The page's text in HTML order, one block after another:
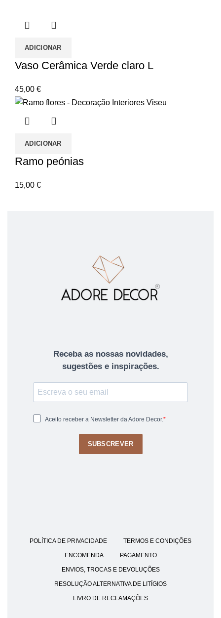
ADICIONAR
Vaso Cerâmica Verde claro L
45,00 €
ADICIONAR
Ramo peónias
15,00 €
Receba as nossas novidades,
sugestões e inspirações.
Aceito receber a Newsletter da Adore Decor.
SUBSCREVER
POLÍTICA DE PRIVACIDADE TERMOS E CONDIÇÕES
ENCOMENDA PAGAMENTO
ENVIOS, TROCAS E DEVOLUÇÕES
RESOLUÇÃO ALTERNATIVA DE LITÍGIOS
LIVRO DE RECLAMAÇÕES